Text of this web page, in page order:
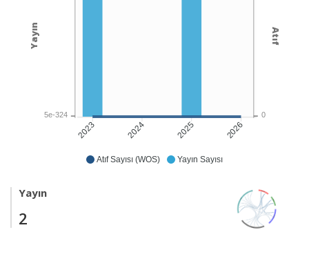
Atıf Sayısı (WOS) Yayın Sayısı
2023 2024 2025 2026
0
Atıf
5e-324
Yayın
Yayın
2